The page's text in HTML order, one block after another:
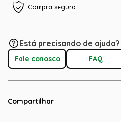
Compra segura
Está precisando de ajuda?
Fale conosco FAQ
Compartilhar